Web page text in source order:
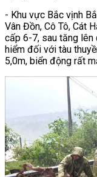
- Khu vực Bắc vịnh
Vân Đồn, Cô Tô, Cát
cấp 6-7, sau tăng lên
hiểm đối với tàu
5,0m, biển động rất